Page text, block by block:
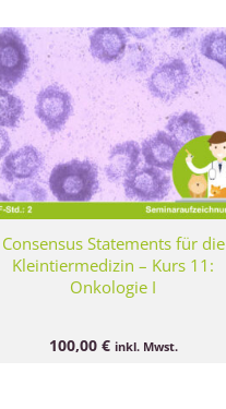
Consensus Statements für die
Kleintiermedizin – Kurs 11:
Onkologie I
100,00 € inkl. Mwst.